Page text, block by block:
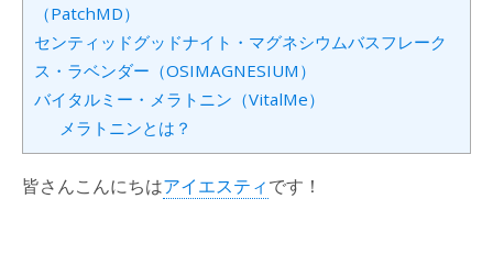
（PatchMD）
センティッドグッドナイト・マグネシウムバスフレーク
ス・ラベンダー（OSIMAGNESIUM）
バイタルミー・メラトニン（VitalMe）
メラトニンとは？
皆さんこんにちはアイエスティです！